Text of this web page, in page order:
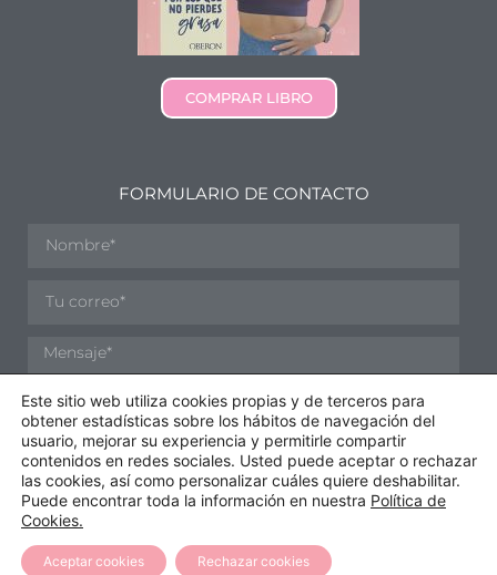
COMPRAR LIBRO
FORMULARIO DE CONTACTO
AceptoPolítica de Privacidad
ENVIAR
Nize Fitness & Nutrition, S.L © Todos los derechos
Este sitio web utiliza cookies propias y de terceros para
obtener estadísticas sobre los hábitos de navegación del
usuario, mejorar su experiencia y permitirle compartir
contenidos en redes sociales. Usted puede aceptar o rechazar
las cookies, así como personalizar cuáles quiere deshabilitar.
Puede encontrar toda la información en nuestra Política de
Cookies.
Aceptar cookies Rechazar cookies